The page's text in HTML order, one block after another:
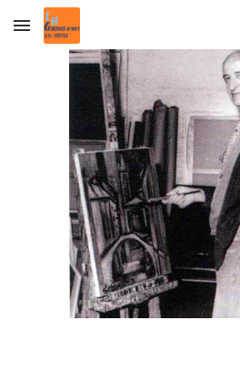
Skip to main content